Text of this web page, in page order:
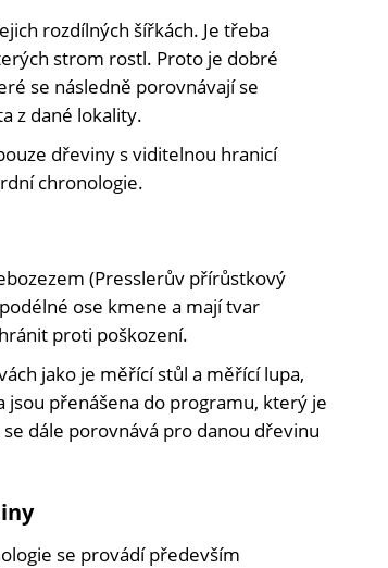
rozdílných šířkách. Je třeba
strom rostl. Proto je dobré
se následně porovnávají se
z dané lokality.
dřeviny s viditelnou hranicí
chronologie.
(Presslerův přírůstkový
ose kmene a mají tvar
proti poškození.
jako je měřící stůl a měřící lupa,
přenášena do programu, který je
dále porovnává pro danou dřevinu
se provádí především